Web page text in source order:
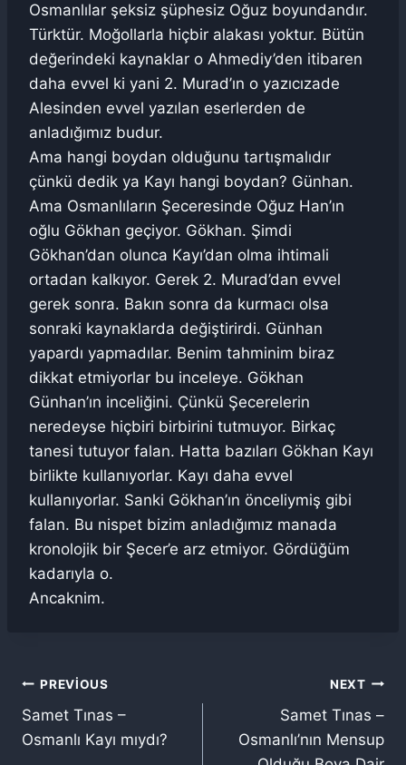
Osmanlılar şeksiz şüphesiz Oğuz boyundandır.
Türktür. Moğollarla hiçbir alakası yoktur. Bütün
değerindeki kaynaklar o Ahmediy’den itibaren
daha evvel ki yani 2. Murad’ın o yazıcızade
Alesinden evvel yazılan eserlerden de
anladığımız budur.
Ama hangi boydan olduğunu tartışmalıdır
çünkü dedik ya Kayı hangi boydan? Günhan.
Ama Osmanlıların Şeceresinde Oğuz Han’ın
oğlu Gökhan geçiyor. Gökhan. Şimdi
Gökhan’dan olunca Kayı’dan olma ihtimali
ortadan kalkıyor. Gerek 2. Murad’dan evvel
gerek sonra. Bakın sonra da kurmacı olsa
sonraki kaynaklarda değiştirirdi. Günhan
yapardı yapmadılar. Benim tahminim biraz
dikkat etmiyorlar bu inceleye. Gökhan
Günhan’ın inceliğini. Çünkü Şecerelerin
neredeyse hiçbiri birbirini tutmuyor. Birkaç
tanesi tutuyor falan. Hatta bazıları Gökhan Kayı
birlikte kullanıyorlar. Kayı daha evvel
kullanıyorlar. Sanki Gökhan’ın önceliymiş gibi
falan. Bu nispet bizim anladığımız manada
kronolojik bir Şecer’e arz etmiyor. Gördüğüm
kadarıyla o.
Ancaknim.
Yazı
gezinmesi
PREVIOUS
Samet Tınas –
Osmanlı Kayı mıydı?
NEXT
Samet Tınas –
Osmanlı’nın Mensup